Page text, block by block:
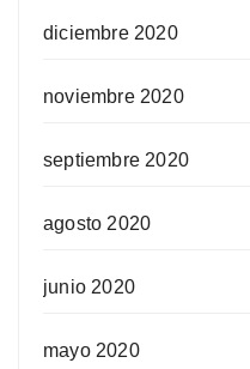
diciembre 2020
noviembre 2020
septiembre 2020
agosto 2020
junio 2020
mayo 2020